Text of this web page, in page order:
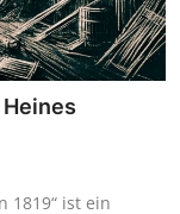
Heines
1819“ ist ein